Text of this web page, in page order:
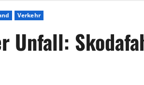
Verkehr
Unfall: